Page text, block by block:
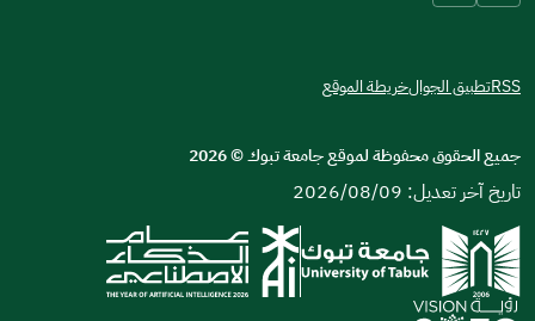
RSSتطبيق الجوالخريطة الموقع
جميع الحقوق محفوظة لموقع جامعة تبوك©
2026
تاريخ آخر تعديل: 2026/08/09